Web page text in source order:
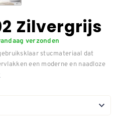
Zilvergrijs
verzonden
stucmateriaal dat
een moderne en naadloze